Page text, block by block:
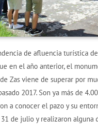
de afluencia turística
en el año anterior, el
Zas viene de superar por
2017. Son ya más de
a conocer el pazo y su
de julio y realizaron alguna